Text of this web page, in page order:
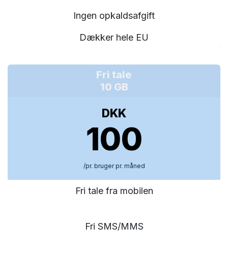
Ingen opkaldsafgift
Dækker hele EU
Fri tale
10 GB
DKK
100
/pr. bruger pr. måned
Fri tale fra mobilen
Fri SMS/MMS